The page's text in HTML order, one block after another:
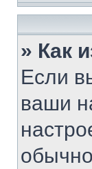
» Как
Если
ваши